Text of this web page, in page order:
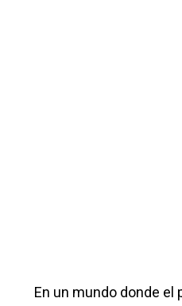
En un mundo donde